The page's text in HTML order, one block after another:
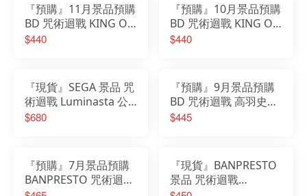
『預購』11月景品預購
BD 咒術迴戰 KING OF
ARTIST 乙骨憂太
$440
『預購』10月景品預購
BD 咒術迴戰 KING OF
ARTIST 虎杖悠仁 特別
$440
『現貨』SEGA 景品 咒
術迴戰 Luminasta 公
仔 兩面宿儺 開 再販
$680
『預購』9月景品預購
BD 咒術迴戰 高羽史彥
寧願你置身事Wi-Fi 公
$445
『預購』7月景品預購
BANPRESTO 咒術迴戰
『現貨』BANPRESTO
景品 咒術迴戰